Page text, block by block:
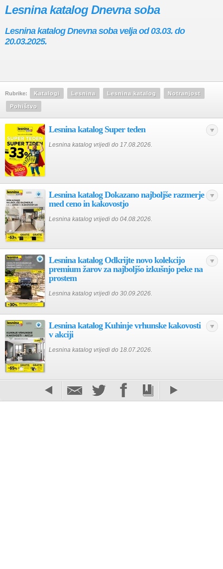
Lesnina katalog Dnevna soba
Lesnina katalog Dnevna soba velja od 03.03. do
20.03.2025.
Rubrike: Katalogi Lesnina Lesnina katalog Notranjost
Pohištvo
Lesnina katalog Super teden
Lesnina katalog vrijedi do 17.08.2026.
Lesnina katalog Dokazano najboljše razmerje
med ceno in kakovostjo
Lesnina katalog vrijedi do 04.08.2026.
Lesnina katalog Odkrijte novo kolekcijo
premium žarov za najboljšo izkušnjo peke na
prostem
Lesnina katalog vrijedi do 30.09.2026.
Lesnina katalog Kuhinje vrhunske kakovosti
v akciji
Lesnina katalog vrijedi do 18.07.2026.